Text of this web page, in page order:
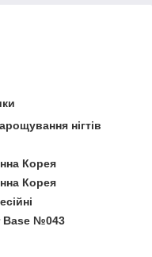
нігтів
Корея
Корея
Base №043